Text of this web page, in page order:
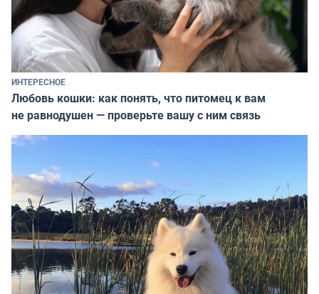
ИНТЕРЕСНОЕ
Любовь кошки: как понять, что питомец к вам
не равнодушен — проверьте вашу с ним связь